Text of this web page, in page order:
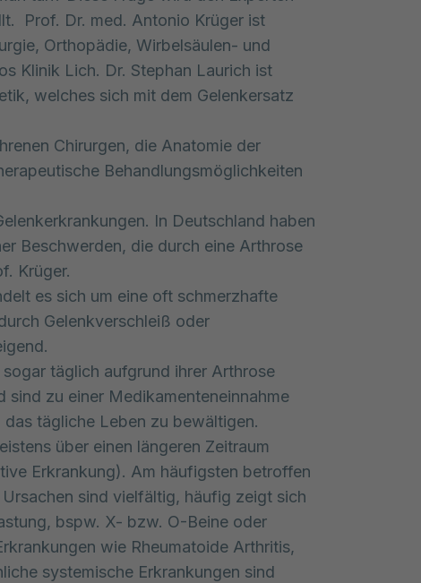
Prof. Dr. med. Antonio Krüger ist
Orthopädie, Wirbelsäulen- und
Klinik Lich. Dr. Stephan Laurich ist
welches sich mit dem Gelenkersatz
Chirurgen, die Anatomie der
Behandlungsmöglichkeiten
In Deutschland haben
Beschwerden, die durch eine Arthrose
Krüger.
es sich um eine oft schmerzhafte
Gelenkverschleiß oder
täglich aufgrund ihrer Arthrose
sind zu einer Medikamenteneinnahme
tägliche Leben zu bewältigen.
über einen längeren Zeitraum
Erkrankung). Am häufigsten betroffen
sind vielfältig, häufig zeigt sich
bspw. X- bzw. O-Beine oder
wie Rheumatoide Arthritis,
systemische Erkrankungen sind